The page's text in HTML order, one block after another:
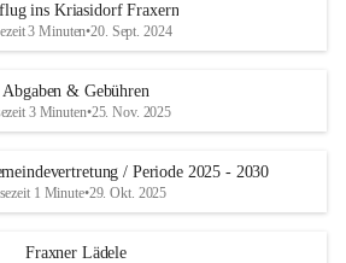
ins Kriasidorf Fraxern
3 Minuten•20. Sept. 2024
Abgaben & Gebühren
3 Minuten•25. Nov. 2025
/ Periode 2025 - 2030
1 Minute•29. Okt. 2025
Fraxner Lädele